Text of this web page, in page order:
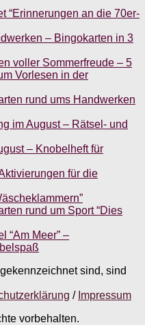
“Erinnerungen an die 70er-
– Bingokarten in 3
voller Sommerfreude – 5
Vorlesen in der
rund ums Handwerken
im August – Rätsel- und
– Knobelheft für
für die
rund um Sport “Dies
“Am Meer” –
sind, sind
/ Impressum
vorbehalten.